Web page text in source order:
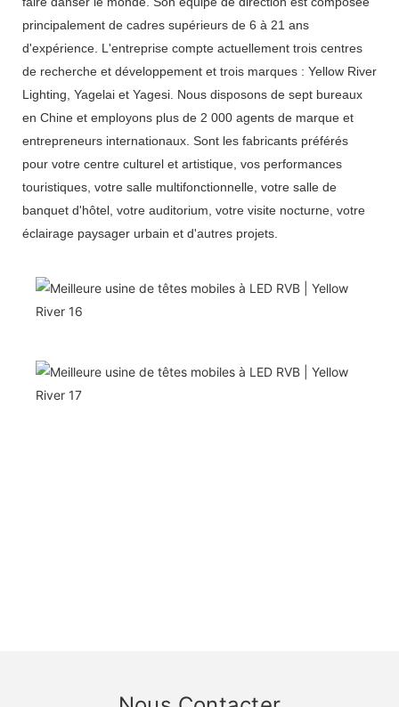
principalement de cadres supérieurs de 6 à 21 ans
d'expérience. L'entreprise compte actuellement trois centres
de recherche et développement et trois marques : Yellow River
Lighting, Yagelai et Yagesi. Nous disposons de sept bureaux
en Chine et employons plus de 2 000 agents de marque et
entrepreneurs internationaux. Sont les fabricants préférés
pour votre centre culturel et artistique, vos performances
touristiques, votre salle multifonctionnelle, votre salle de
banquet d'hôtel, votre auditorium, votre visite nocturne, votre
éclairage paysager urbain et d'autres projets.